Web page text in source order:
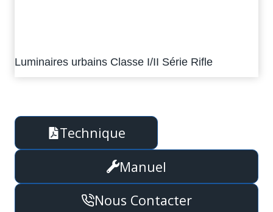
Luminaires urbains Classe I/II Série Rifle
Technique
Manuel
Nous Contacter